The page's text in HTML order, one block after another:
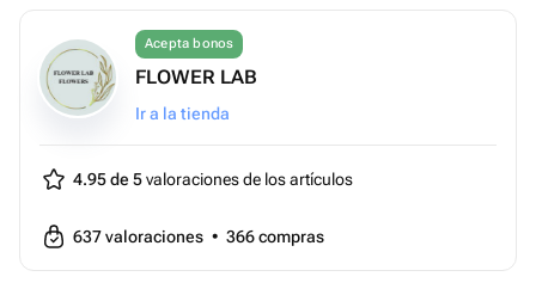
Acepta bonos
FLOWER LAB
Ir a la tienda
4.95 de 5valoraciones de los artículos
637valoraciones • 366compras